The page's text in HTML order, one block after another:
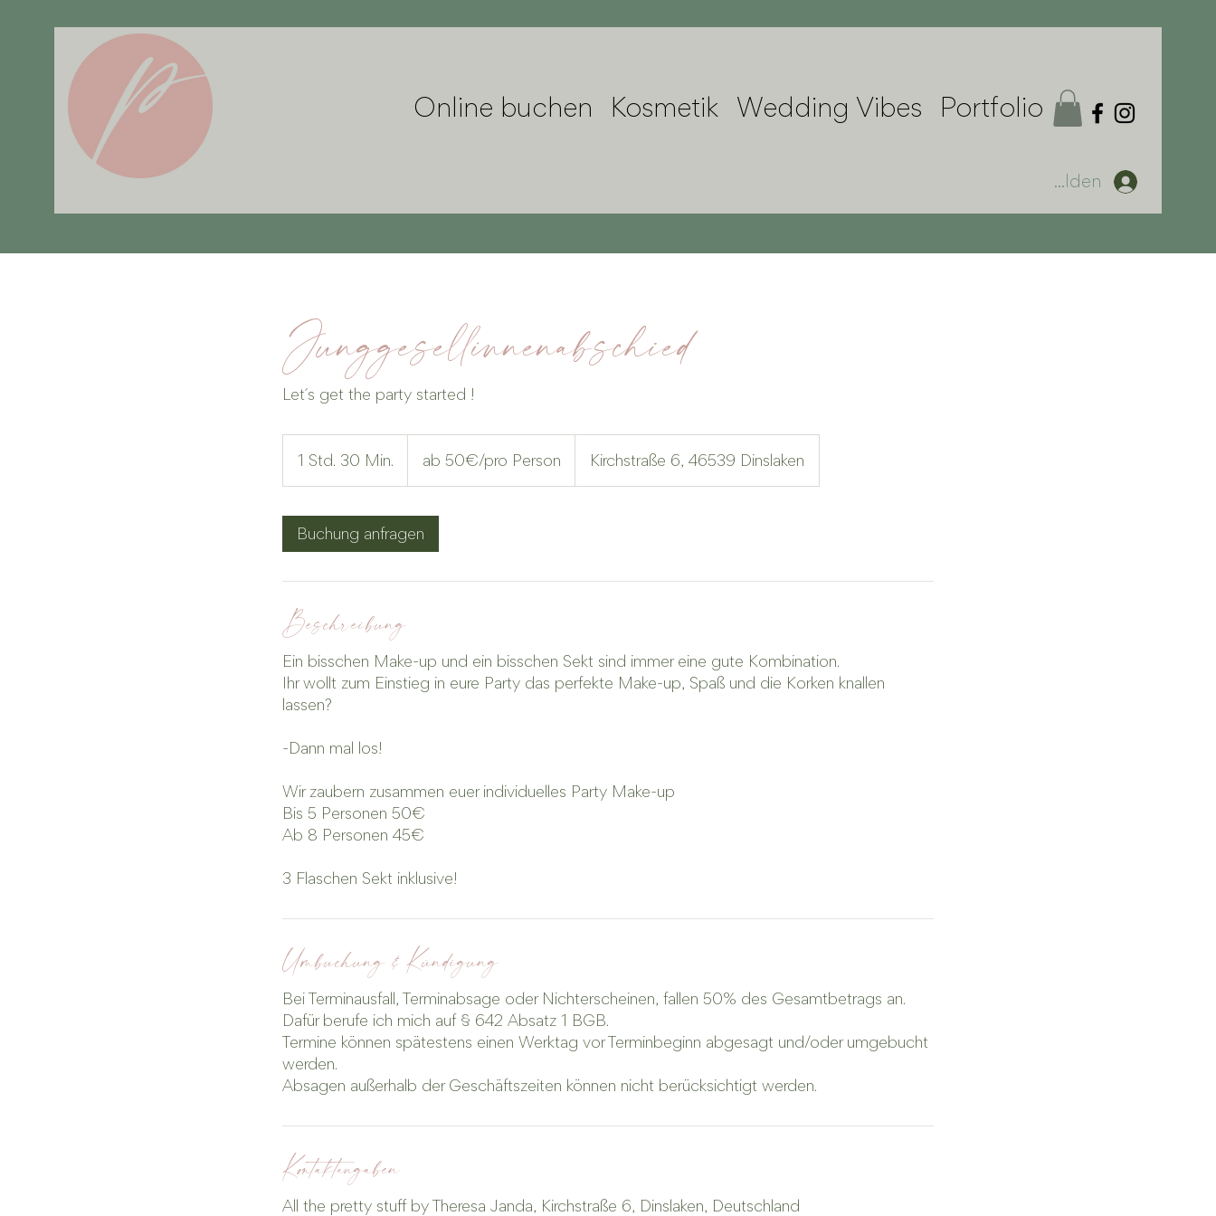
Online buchen Kosmetik Wedding Vibes Portfolio
Anmelden
Junggesellinnenabschied
Let´s get the party started !
1 Std. 30 Min.
S
3
n
.
Person
ab 50€/pro Person Kirchstraße 6, 46539 Dinslaken
Buchung anfragen
Beschreibung
Ein bisschen Make-up und ein bisschen Sekt sind immer eine gute Kombination.
Ihr wollt zum Einstieg in eure Party das perfekte Make-up, Spaß und die Korken knallen
lassen?
-Dann mal los!
Wir zaubern zusammen euer individuelles Party Make-up
Bis 5 Personen 50€
Ab 8 Personen 45€
3 Flaschen Sekt inklusive!
Umbuchung & Kündigung
Bei Terminausfall, Terminabsage oder Nichterscheinen, fallen 50% des Gesamtbetrags an.
Dafür berufe ich mich auf § 642 Absatz 1 BGB.
Termine können spätestens einen Werktag vor Terminbeginn abgesagt und/oder umgebucht
werden.
Kontaktangaben
All the pretty stuff by Theresa Janda, Kirchstraße 6, Dinslaken, Deutschland